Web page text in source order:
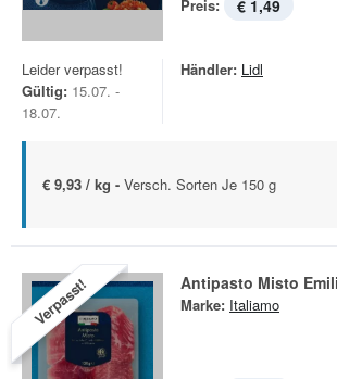
Preis: € 1,49
Leider verpasst!
Gültig: 15.07. -
18.07.
Händler: Lidl
€ 9,93 / kg - Versch. Sorten Je 150 g
Verpasst! Antipasto Misto
Marke: Italiamo